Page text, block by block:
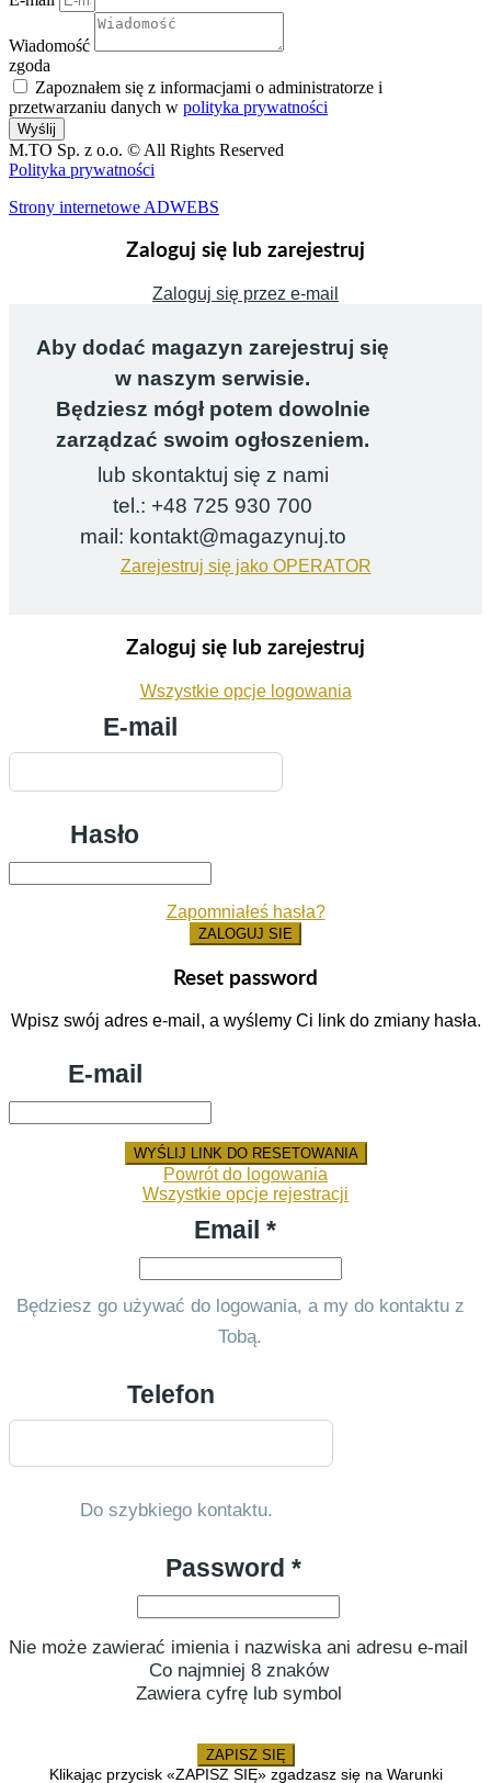
Wiadomość
zgoda
Zapoznałem się z informacjami o administratorze i
przetwarzaniu danych w polityka prywatności
Wyślij
M.TO Sp. z o.o. © All Rights Reserved
Polityka prywatności
Strony internetowe ADWEBS
Zaloguj się lub zarejestruj
Zaloguj się przez e-mail
Aby dodać magazyn zarejestruj się
w naszym serwisie.
Będziesz mógł potem dowolnie
zarządzać swoim ogłoszeniem.
lub skontaktuj się z nami
tel.: +48 725 930 700
mail: kontakt@magazynuj.to
Zarejestruj się jako OPERATOR
Zaloguj się lub zarejestruj
Wszystkie opcje logowania
E-mail
Hasło
Zapomniałeś hasła?
ZALOGUJ SIE
Reset password
Wpisz swój adres e-mail, a wyślemy Ci link do zmiany hasła.
E-mail
WYŚLIJ LINK DO RESETOWANIA
Powrót do logowania
Wszystkie opcje rejestracji
Email *
Będziesz go używać do logowania, a my do kontaktu z
Tobą.
Telefon
Do szybkiego kontaktu.
Password *
Nie może zawierać imienia i nazwiska ani adresu e-mail
Co najmniej 8 znaków
Zawiera cyfrę lub symbol
ZAPISZ SIĘ
Klikając przycisk «ZAPISZ SIĘ» zgadzasz się na Warunki